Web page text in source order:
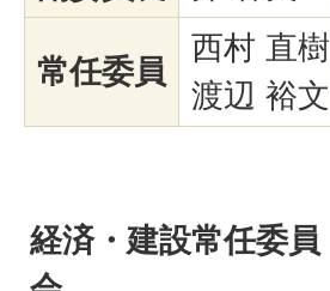
常任委員
西村 直樹
渡辺 裕文
経済・建設常任委員